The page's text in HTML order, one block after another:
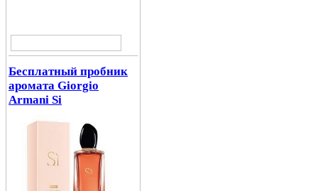
Бесплатный пробник
аромата Giorgio
Armani Si